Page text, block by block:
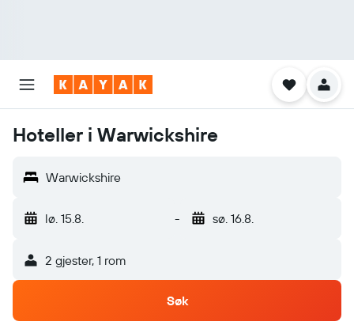
Hoteller i Warwickshire
Warwickshire
lø. 15.8. - sø. 16.8.
2 gjester, 1 rom
Søk